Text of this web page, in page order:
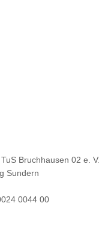
Bruchhausen 02 e. V.
Sundern
0044 00